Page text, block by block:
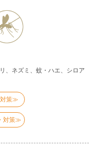
、ネズミ、蚊・ハエ、シロア
対策≫
対策≫